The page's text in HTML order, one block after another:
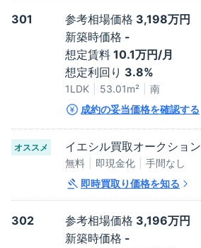
301 参考相場価格 3,198万円
新築時価格 -
想定賃料 10.1万円/月
想定利回り 3.8%
1LDK 53.01m²
南
成約の妥当価格を確認する
オススメ イエシル買取オークション
無料 即現金化
手間なし
即時買取り価格を知る
302 参考相場価格 3,196万円
新築時価格 -